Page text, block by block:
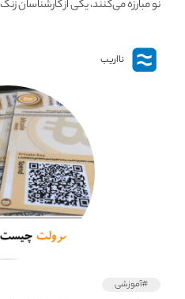
نو مبارزه می‌کنند، یکی از کارشناسان
نااریب
#آموزشی